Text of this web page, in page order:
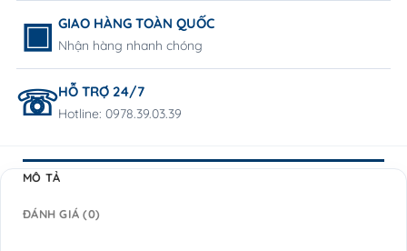
GIAO HÀNG TOÀN QUỐC
Nhận hàng nhanh chóng
HỖ TRỢ 24/7
Hotline: 0978.39.03.39
MÔ TẢ
ĐÁNH GIÁ (0)